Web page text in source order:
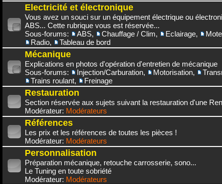
Electricité et électronique
Vous avez un souci sur un équipement électrique ou
ABS... Cette rubrique vous est réservée...
Sous-forums:
ABS, Chauffage / Clim, Eclairage,
Radio, Tableau de bord
Mécanique
Explications en photos d'opération d'entretien de mécanique
Sous-forums:
Injection/Carburation, Motorisation,
Trains roulant, Freinage
Restauration
Section réservée aux sujets suivant la restauration d'une
Modérateur: Modérateurs
Références
Les prix et les références de toutes les pièces !
Modérateur: Modérateurs
Personnalisation
Préparation mécanique, retouche carrosserie, sono...
Le Tuning en toute sobriété
Modérateur: Modérateurs